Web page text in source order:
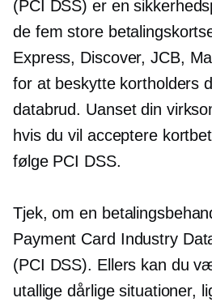
(PCI DSS) er en
de fem store
Express, Discover, JCB,
for at beskytte kortholders
databrud. Uanset din
hvis du vil acceptere
følge PCI DSS.
Tjek, om en
Payment Card Industry
(PCI DSS). Ellers kan du
utallige dårlige situationer,